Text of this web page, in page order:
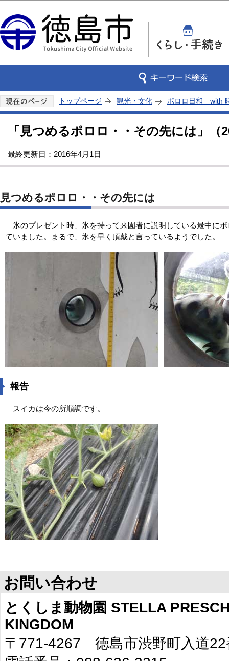
トップページ 観光・文化 ポロロ日和 with
「見つめるポロロ・・その先には」（
最終更新日：2016年4月1日
見つめるポロロ・・その先には
氷のプレゼント時、氷を持って来園者に説明している最中に
ていました。まるで、氷を早く頂戴と言っているようでした。
報告
スイカは今の所順調です。
お問い合わせ
とくしま動物園 STELLA
KINGDOM
〒771-4267 徳島市渋野町入道22